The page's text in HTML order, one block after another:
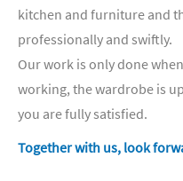
kitchen and furniture and
professionally and swiftly.
Our work is only done
working, the wardrobe is
you are fully satisfied.
Together with us, look